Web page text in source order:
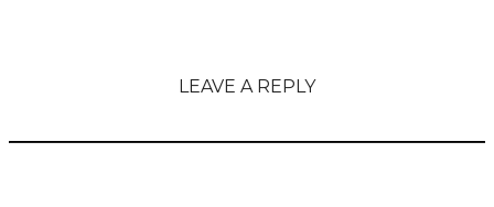
LEAVE A REPLY